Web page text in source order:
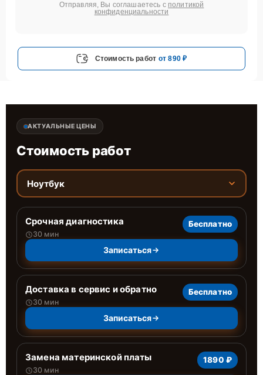
Отправляя, Вы соглашаетесь с политикой
конфиденциальности
Стоимость работ от 890 ₽
АКТУАЛЬНЫЕ ЦЕНЫ
Стоимость работ
Ноутбук
Срочная диагностика
30 мин
Бесплатно
Записаться
Доставка в сервис и обратно
30 мин
Бесплатно
Записаться
Замена материнской платы
30 мин
1890 ₽